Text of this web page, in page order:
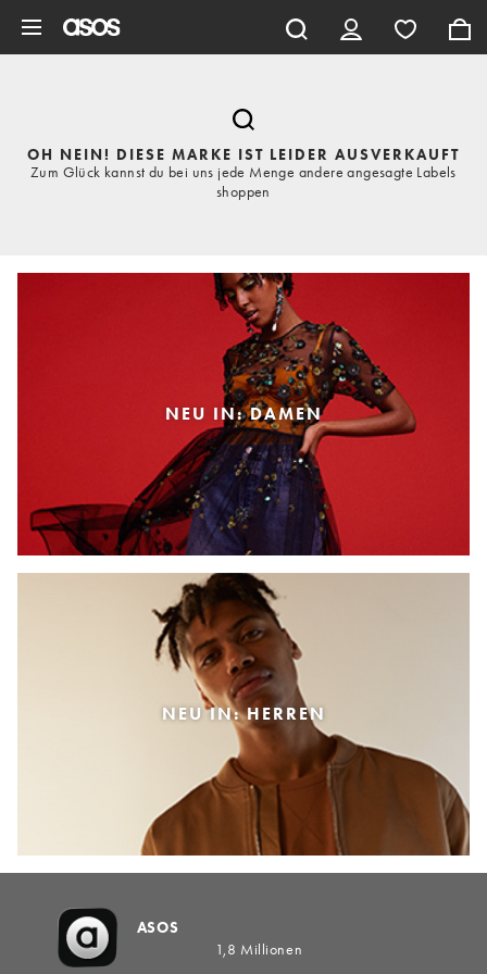
OH NEIN! DIESE MARKE IST LEIDER AUSVERKAUFT
Zum Glück kannst du bei uns jede Menge andere angesagte Labels
shoppen
NEU IN: DAMEN
NEU IN: HERREN
ASOS
1,8 Millionen